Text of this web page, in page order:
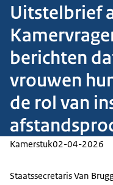
Uitstelbrief
berichten
vrouwen
de rol van
Kamerstuk02-04-2026
Staatssecretaris Van